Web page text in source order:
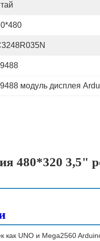
модуль дисплея
480*320 3,5"
как UNO и Mega2560